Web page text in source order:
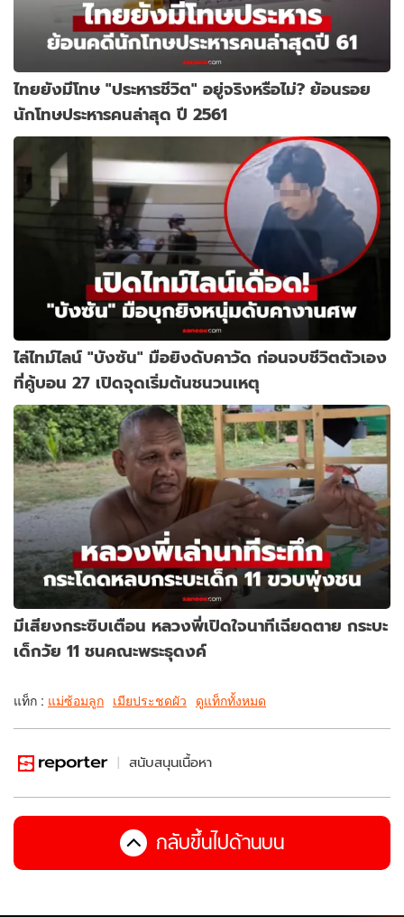
ไทยยังมีโทษ "ประหารชีวิต" อยู่จริงหรือไม่? ย้อนรอย
นักโทษประหารคนล่าสุด ปี 2561
ไล่ไทม์ไลน์ "บังซัน" มือยิงดับคาวัด ก่อนจบชีวิตตัวเอง
ที่คู้บอน 27 เปิดจุดเริ่มต้นชนวนเหตุ
มีเสียงกระซิบเตือน หลวงพี่เปิดใจนาทีเฉียดตาย กระบะ
เด็กวัย 11 ชนคณะพระธุดงค์
แท็ก : แม่ซ้อมลูก เมียประชดผัว ดูแท็กทั้งหมด
สนับสนุนเนื้อหา
กลับขึ้นไปด้านบน